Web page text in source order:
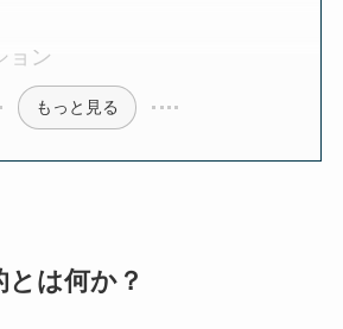
ョン
もっと見る
は何か？